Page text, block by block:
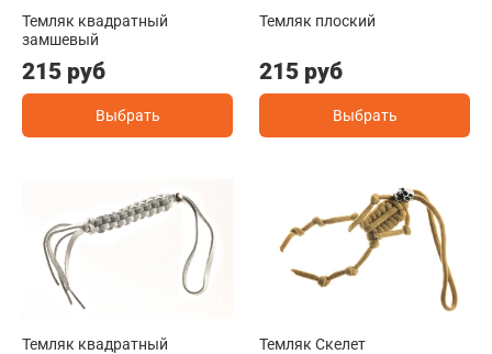
Темляк квадратный
замшевый
215 руб
Выбрать
Темляк плоский
215 руб
Выбрать
Темляк квадратный
Темляк Скелет